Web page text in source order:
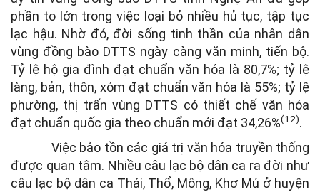
phần to lớn trong việc loại bỏ nhiều hủ tục, tập tục
lạc hậu. Nhờ đó, đời sống tinh thần của nhân dân
vùng đồng bào DTTS ngày càng văn minh, tiến bộ.
Tỷ lệ hộ gia đình đạt chuẩn văn hóa là 80,7%; tỷ lệ
làng, bản, thôn, xóm đạt chuẩn văn hóa là 55%; tỷ lệ
phường, thị trấn vùng DTTS có thiết chế văn hóa
đạt chuẩn quốc gia theo chuẩn mới đạt 34,26%(12).
Việc bảo tồn các giá trị văn hóa truyền thống
được quan tâm. Nhiều câu lạc bộ dân ca ra đời như
câu lạc bộ dân ca Thái, Thổ, Mông, Khơ Mú ở huyện